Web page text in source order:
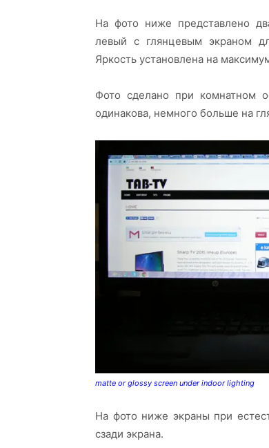
На фото ниже представлено
левый с глянцевым экраном
Яркость установлена на
Фото сделано при комнатном
одинакова, немного больше на
matte or glossy screen under indoor lighting
На фото ниже экраны при
сзади экрана.